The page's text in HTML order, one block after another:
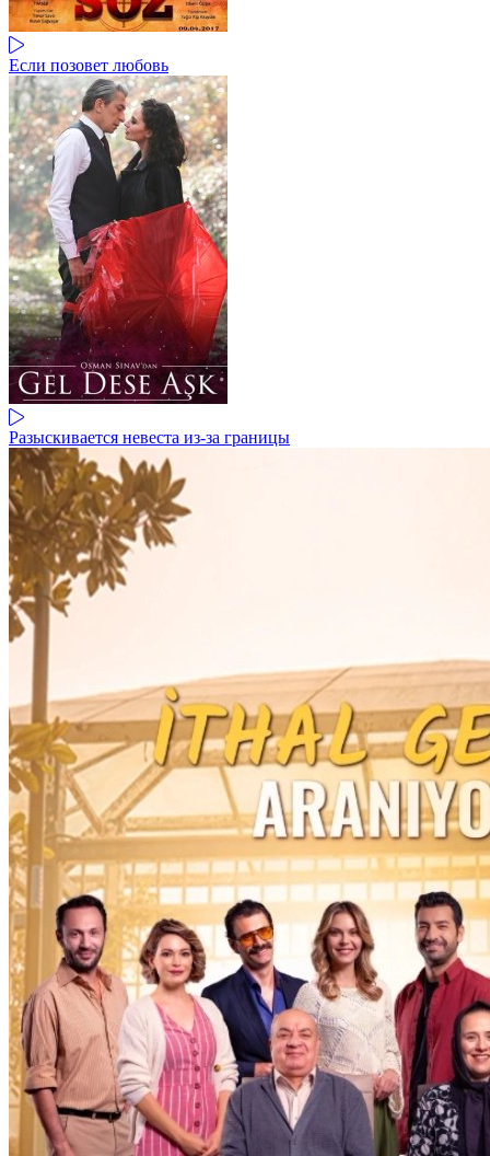
Если позовет любовь
Разыскивается невеста из-за границы